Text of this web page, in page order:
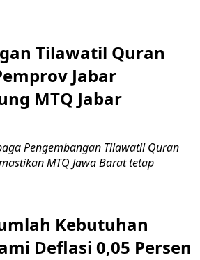
Tilawatil Quran
Jabar
MTQ Jabar
Pengembangan Tilawatil Quran
MTQ Jawa Barat tetap
Kebutuhan
Deflasi 0,05 Persen